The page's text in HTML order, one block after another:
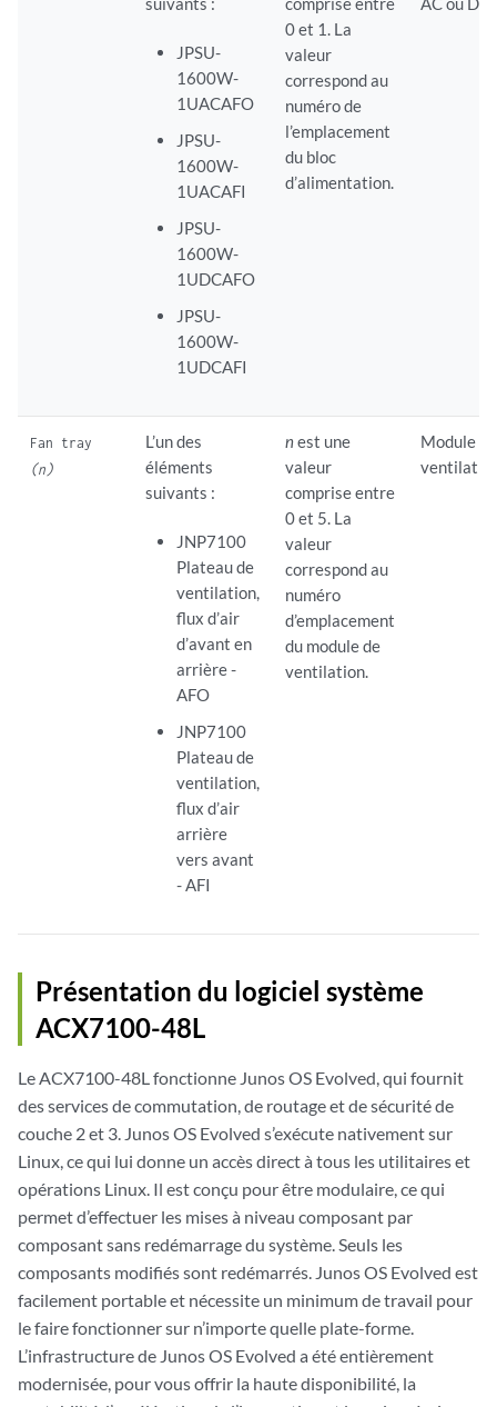
JPSU-
1600W-
1UACAFO
JPSU-
1600W-
1UACAFI
JPSU-
1600W-
1UDCAFO
JPSU-
1600W-
1UDCAFI
0 et 1. La
valeur
correspond au
numéro de
l’emplacement
du bloc
d’alimentation.
Fan tray
(n)
L’un des
éléments
suivants :
JNP7100
Plateau de
ventilation,
flux d’air
d’avant en
arrière -
AFO
JNP7100
Plateau de
ventilation,
flux d’air
arrière
vers avant
- AFI
nest une
valeur
comprise entre
0 et 5. La
valeur
correspond au
numéro
d’emplacement
du module de
ventilation.
Module de
Présentation du logiciel système
ACX7100-48L
Le ACX7100-48L fonctionne Junos OS Evolved, qui fournit
des services de commutation, de routage et de sécurité de
couche 2 et 3. Junos OS Evolved s’exécute nativement sur
Linux, ce qui lui donne un accès direct à tous les utilitaires et
opérations Linux. Il est conçu pour être modulaire, ce qui
permet d’effectuer les mises à niveau composant par
composant sans redémarrage du système. Seuls les
composants modifiés sont redémarrés. Junos OS Evolved est
facilement portable et nécessite un minimum de travail pour
le faire fonctionner sur n’importe quelle plate-forme.
L’infrastructure de Junos OS Evolved a été entièrement
modernisée, pour vous offrir la haute disponibilité, la